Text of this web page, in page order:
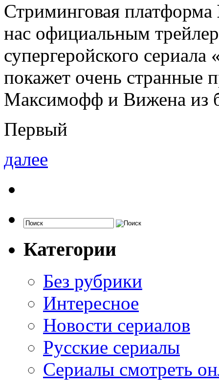
Стриминговая платформа
нас официальным
супергеройского
покажет очень странные
Максимофф и Вижена из
Первый
далее
Категории
Без рубрики
Интересное
Новости сериалов
Русские сериалы
Сериалы смотреть